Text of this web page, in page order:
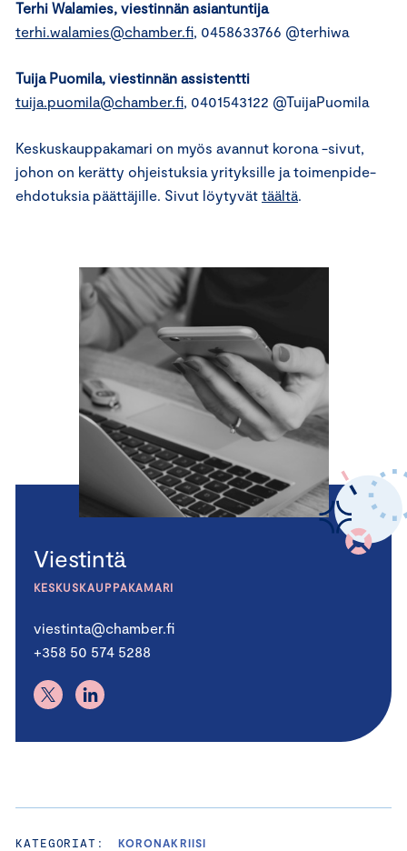
Terhi Walamies, viestinnän asiantuntija
terhi.walamies@chamber.fi, 0458633766 @terhiwa
Tuija Puomila, viestinnän assistentti
tuija.puomila@chamber.fi, 0401543122 @TuijaPuomila
Keskuskauppakamari on myös avannut korona -sivut,
johon on kerätty ohjeistuksia yrityksille ja toimenpide-
ehdotuksia päättäjille. Sivut löytyvät täältä.
Viestintä
KESKUSKAUPPAKAMARI
viestinta@chamber.fi
+358 50 574 5288
KATEGORIAT: KORONAKRIISI